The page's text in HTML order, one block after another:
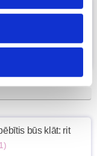
dienas
būs klāt: rit